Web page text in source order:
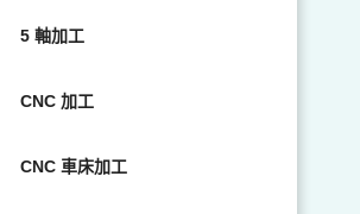
5 軸加工
CNC 加工
CNC 車床加工